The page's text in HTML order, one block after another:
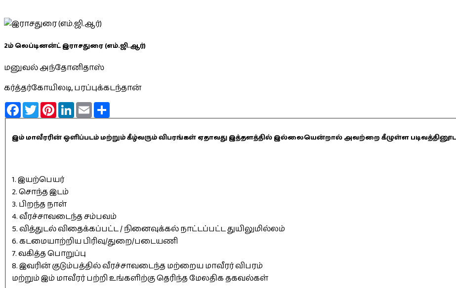
2ம் லெப்டினன்ட் இராசதுரை (எம்.ஜி.ஆர்)
மனுவல் அந்தோனிதாஸ்
கர்த்தர்கோயிலடி, பரப்புக்கடந்தான்
FacebookTwitterPinterestLinkedInEmail
இம் மாவீரரின் ஒளிப்படம் மற்றும் கீழ்வரும் விபரங்கள் ஏதாவது இத்தளத்தில் இல்லையென்றால் அவற்றை கீழுள்ள
1. இயற்பெயர்
2. சொந்த இடம்
3. பிறந்த நாள்
4. வீரச்சாவடைந்த சம்பவம்
5. வித்துடல் விதைக்கப்பட்ட / நினைவுக்கல் நாட்டப்பட்ட துயிலுமில்லம்
6. கடமையாற்றிய பிரிவு/துறை/படையணி
7. வகித்த பொறுப்பு
8. இவரின் குடும்பத்தில் வீரச்சாவடைந்த மற்றைய மாவீரர் விபரம்
மற்றும் இம் மாவீரர் பற்றி உங்களிற்கு தெரிந்த மேலதிக தகவல்கள்